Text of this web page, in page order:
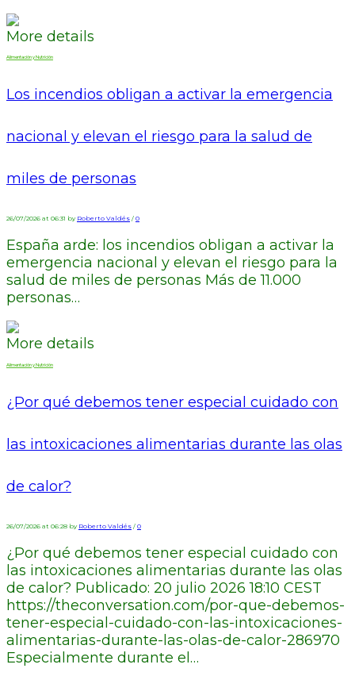
More details
Alimentación y Nutrición
Los incendios obligan a activar la emergencia
nacional y elevan el riesgo para la salud de
miles de personas
26/07/2026 at 06:31 by Roberto Valdés / 0
España arde: los incendios obligan a activar la
emergencia nacional y elevan el riesgo para la
salud de miles de personas Más de 11.000
personas…
More details
Alimentación y Nutrición
¿Por qué debemos tener especial cuidado con
las intoxicaciones alimentarias durante las olas
de calor?
26/07/2026 at 06:28 by Roberto Valdés / 0
¿Por qué debemos tener especial cuidado con
las intoxicaciones alimentarias durante las olas
de calor? Publicado: 20 julio 2026 18:10 CEST
https://theconversation.com/por-que-debemos-
tener-especial-cuidado-con-las-intoxicaciones-
alimentarias-durante-las-olas-de-calor-286970
Especialmente durante el…